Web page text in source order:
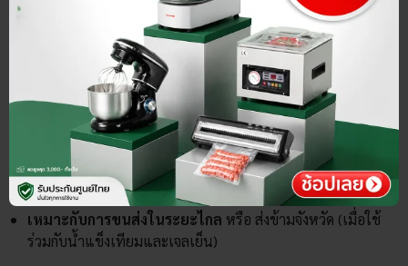
ความชื้นได้ดี ทนทาน ไม่ขาดง่าย มาตรฐาน Food Grade ปลอดภัย
เก็บอาหารได้นานกว่าทุกรุ่นดีไซน์ถุงสวย ช่วยเพิ่ม
มูลค่าสินค้า มี 2 ขนาดให้เลือก
เก็บความร้อน – ความเย็น นานสูงสุด8 – 10 ชั่วโมง
เหมาะกับ
อาหารแช่แข็งและอาหารร้อนทุกประเภท
ซิปล็อก
” เหมาะแก่การพกพาไปตลาด ห้าง
สรรพสินค้า ออฟฟิศ ท่องเที่ยว เดินทางไกล ปิกนิก ฯลฯ
เหมาะกับการขนส่งในระยะไกล หรือ ส่งข้ามจังหวัด (เมื่อใช้
ร่วมกับน้ำแข็งเทียมและเจลเย็น)